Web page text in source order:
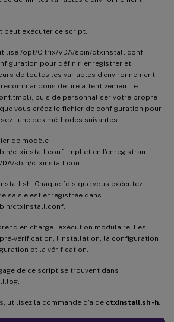
peut exécuter ce script.
/opt/Citrix/VDA/sbin/ctxinstall.conf
pour définir, enregistrer et
de toutes les variables d’environnement
de lire attentivement le
puis de personnaliser votre propre
vous créez le fichier de configuration pour
l’une des méthodes suivantes :
de modèle
ctxinstall.conf.tmpl et en l’enregistrant
sbin/ctxinstall.conf.
Chaque fois que vous exécutez
saisie est enregistrée dans
ctxinstall.conf.
en charge l’exécution modulaire. Les
vérification, l’installation, la configuration
et la vérification.
de ce script se trouvent dans
utilisez la commande d’aide ctxinstall.sh -h